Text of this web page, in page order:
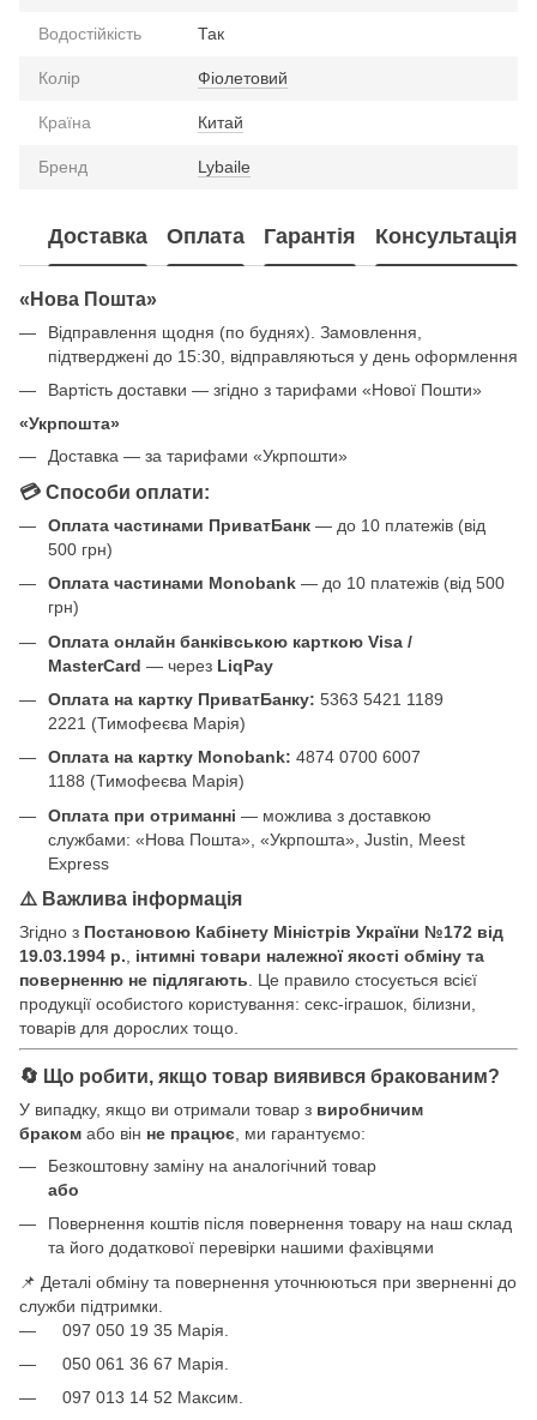
Водостійкість Так
Колір Фіолетовий
Країна Китай
Бренд Lybaile
Доставка Оплата Гарантія Консультація
«Нова Пошта»
Відправлення щодня (по буднях). Замовлення,
підтверджені до 15:30, відправляються у день оформлення
Вартість доставки — згідно з тарифами «Нової Пошти»
«Укрпошта»
Доставка — за тарифами «Укрпошти»
💳 Способи оплати:
Оплата частинами ПриватБанк — до 10 платежів (від
500 грн)
Оплата частинами Monobank — до 10 платежів (від 500
грн)
Оплата онлайн банківською карткою Visa /
MasterCard — через LiqPay
Оплата на картку ПриватБанку: 5363 5421 1189
2221 (Тимофеєва Марія)
Оплата на картку Monobank: 4874 0700 6007
1188 (Тимофеєва Марія)
Оплата при отриманні — можлива з доставкою
службами: «Нова Пошта», «Укрпошта», Justin, Meest
Express
⚠️ Важлива інформація
Згідно з Постановою Кабінету Міністрів України №172 від
19.03.1994 р.
інтимні товари належної якості обміну та
поверненню не підлягають . Це правило стосується всієї
продукції особистого користування: секс-іграшок, білизни,
товарів для дорослих тощо.
🔄 Що робити, якщо товар виявився бракованим?
У випадку, якщо ви отримали товар з виробничим
браком або він не працює , ми гарантуємо:
Безкоштовну заміну на аналогічний товар
або
Повернення коштів після повернення товару на наш склад
та його додаткової перевірки нашими фахівцями
📌 Деталі обміну та повернення уточнюються при зверненні до
служби підтримки.
097 050 19 35 Марія.
050 061 36 67 Марія.
097 013 14 52 Максим.